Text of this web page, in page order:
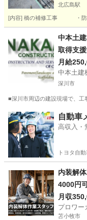
北広島駅
[内容] 橋の補修工事
北広島市 北
白石駅 その他
中本土
取得支援
月給
中本土建
深川市
■深川市周辺の建設現場で、工
北海道 深川市 施工
自動車
高収入・
トヨタ自
内装解
4000円
月収
プロワー
苫小牧市